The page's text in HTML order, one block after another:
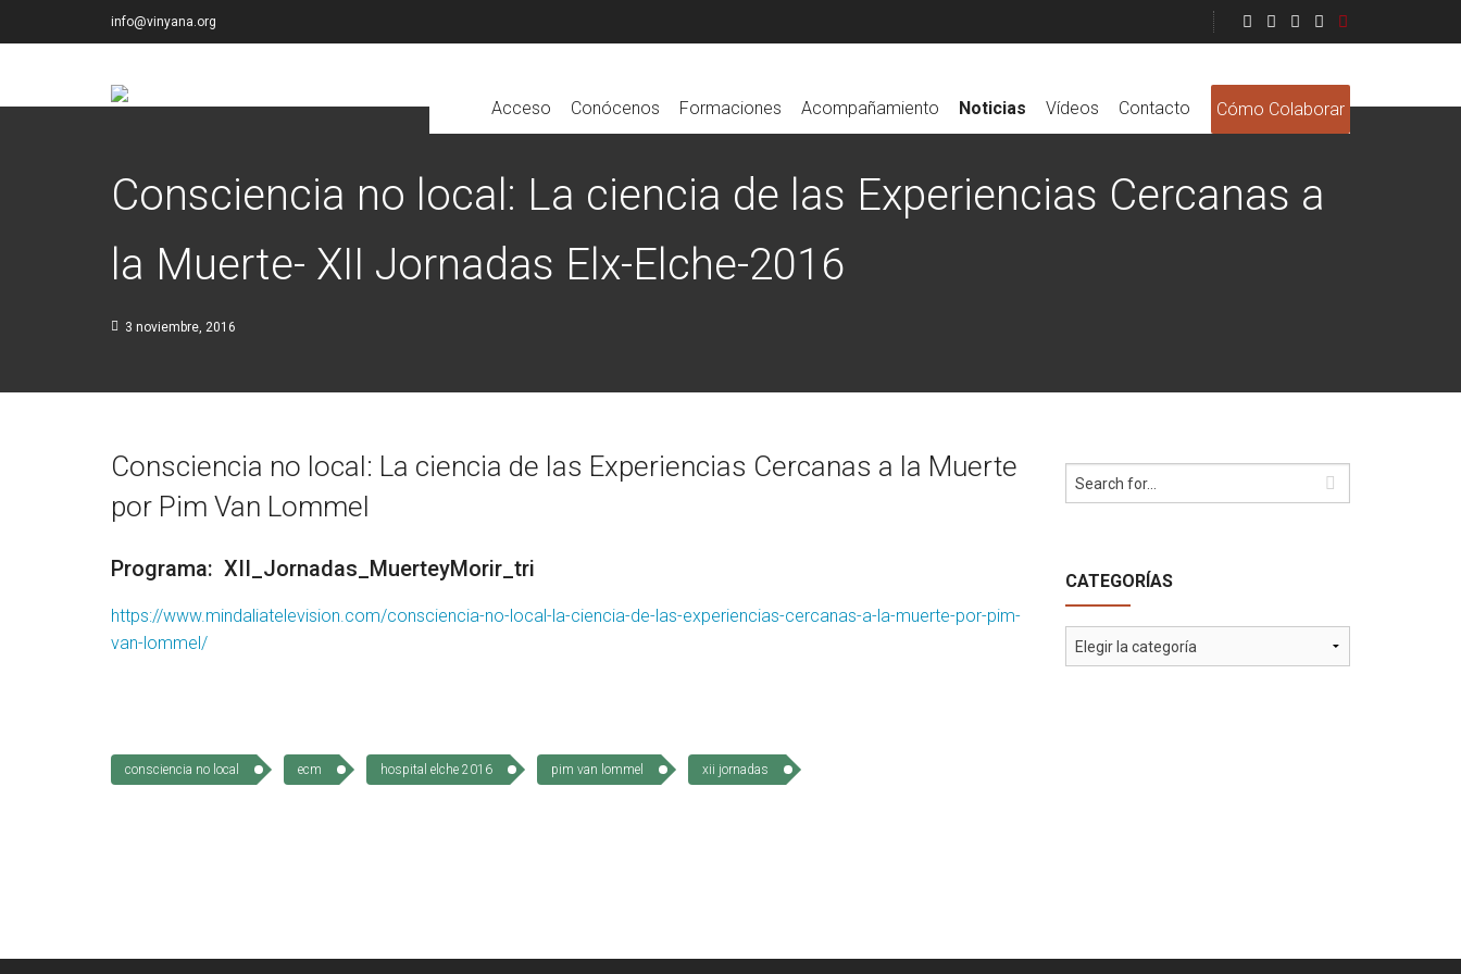
info@vinyana.org
Acceso Conócenos Formaciones Acompañamiento Noticias Vídeos Contacto Cómo Colaborar
Consciencia no local: La ciencia de las Experiencias Cercanas a
la Muerte- XII Jornadas Elx-Elche-2016
3 noviembre, 2016
Consciencia no local: La ciencia de las Experiencias Cercanas a la Muerte
por Pim Van Lommel
Programa: XII_Jornadas_MuerteyMorir_tri
https://www.mindaliatelevision.com/consciencia-no-local-la-ciencia-de-las-experiencias-cercanas-a-la-muerte-por-pim-
van-lommel/
consciencia no local ecm hospital elche 2016 pim van lommel xii jornadas
CATEGORÍAS
Categorías